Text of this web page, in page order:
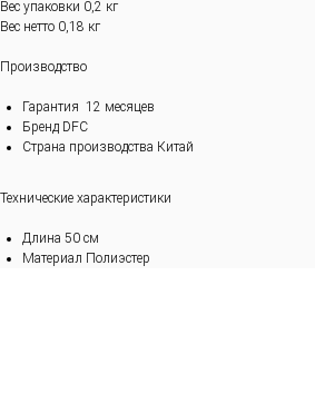
Вес упаковки 0,2 кг
Вес нетто 0,18 кг
Производство
Гарантия 12 месяцев
Бренд DFC
Страна производства Китай
Технические характеристики
Длина 50 см
Материал Полиэстер